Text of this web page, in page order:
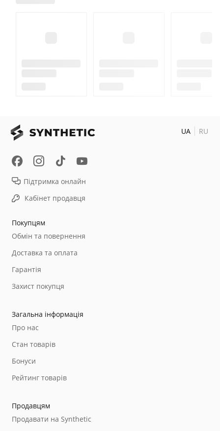
Покупцям
Обмін та повернення
Доставка та оплата
Гарантія
Захист покупця
Загальна інформація
Про нас
Стан товарів
Бонуси
Рейтинг товарів
Продавцям
Продавати на Synthetic
Підтримка онлайн
Кабінет продавця
UA RU